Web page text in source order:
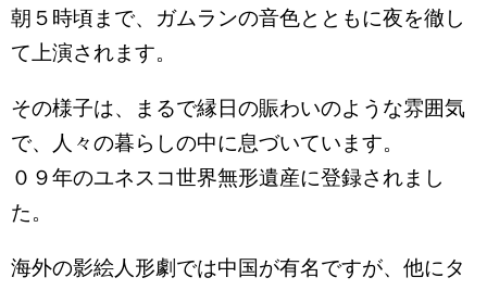
朝５時頃まで、ガムランの音色とともに夜を徹し
て上演されます。
その様子は、まるで縁日の賑わいのような雰囲気
で、人々の暮らしの中に息づいています。
０９年のユネスコ世界無形遺産に登録されまし
た。
海外の影絵人形劇では中国が有名ですが、他にタ